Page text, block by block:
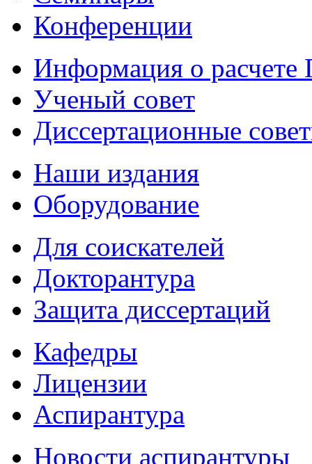
Конференции
Информация о
Ученый совет
Диссертационные
Наши издания
Оборудование
Для соискателей
Докторантура
Защита диссертаций
Кафедры
Лицензии
Аспирантура
Новости аспирантуры